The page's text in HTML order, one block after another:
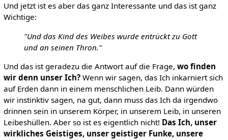
Und jetzt ist es aber das ganz Interessante und das ist ganz
Wichtige:
"Und das Kind des Weibes wurde entrückt zu Gott
und an seinen Thron."
Und das ist geradezu die Antwort auf die Frage, wo finden
wir denn unser Ich?Wenn wir sagen, das Ich inkarniert sich
auf Erden dann in einem menschlichen Leib. Dann würden
wir instinktiv sagen, na gut, dann muss das Ich da irgendwo
drinnen sein in unserem Körper, in unserem Leib, in unseren
Leibeshüllen. Aber so ist es eigentlich nicht! Das Ich, unser
wirkliches Geistiges, unser geistiger Funke, unsere